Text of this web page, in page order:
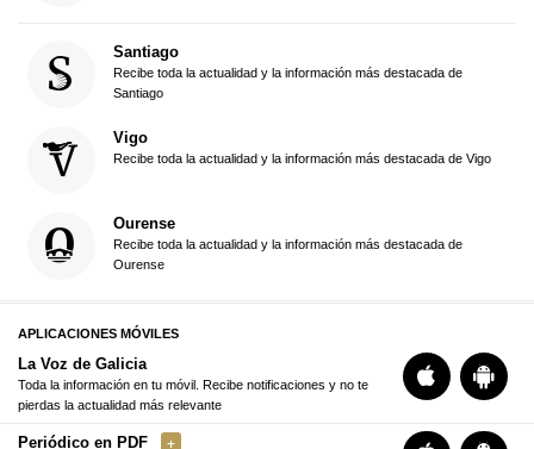
Santiago
Recibe toda la actualidad y la información más destacada de
Santiago
Vigo
Recibe toda la actualidad y la información más destacada de Vigo
Ourense
Recibe toda la actualidad y la información más destacada de
Ourense
APLICACIONES MÓVILES
La Voz de Galicia
Toda la información en tu móvil. Recibe notificaciones y no te
pierdas la actualidad más relevante
Periódico en PDF